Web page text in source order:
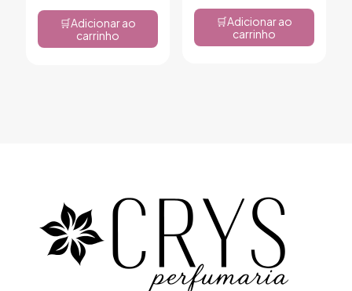
Adicionar ao
carrinho
Adicionar ao
carrinho